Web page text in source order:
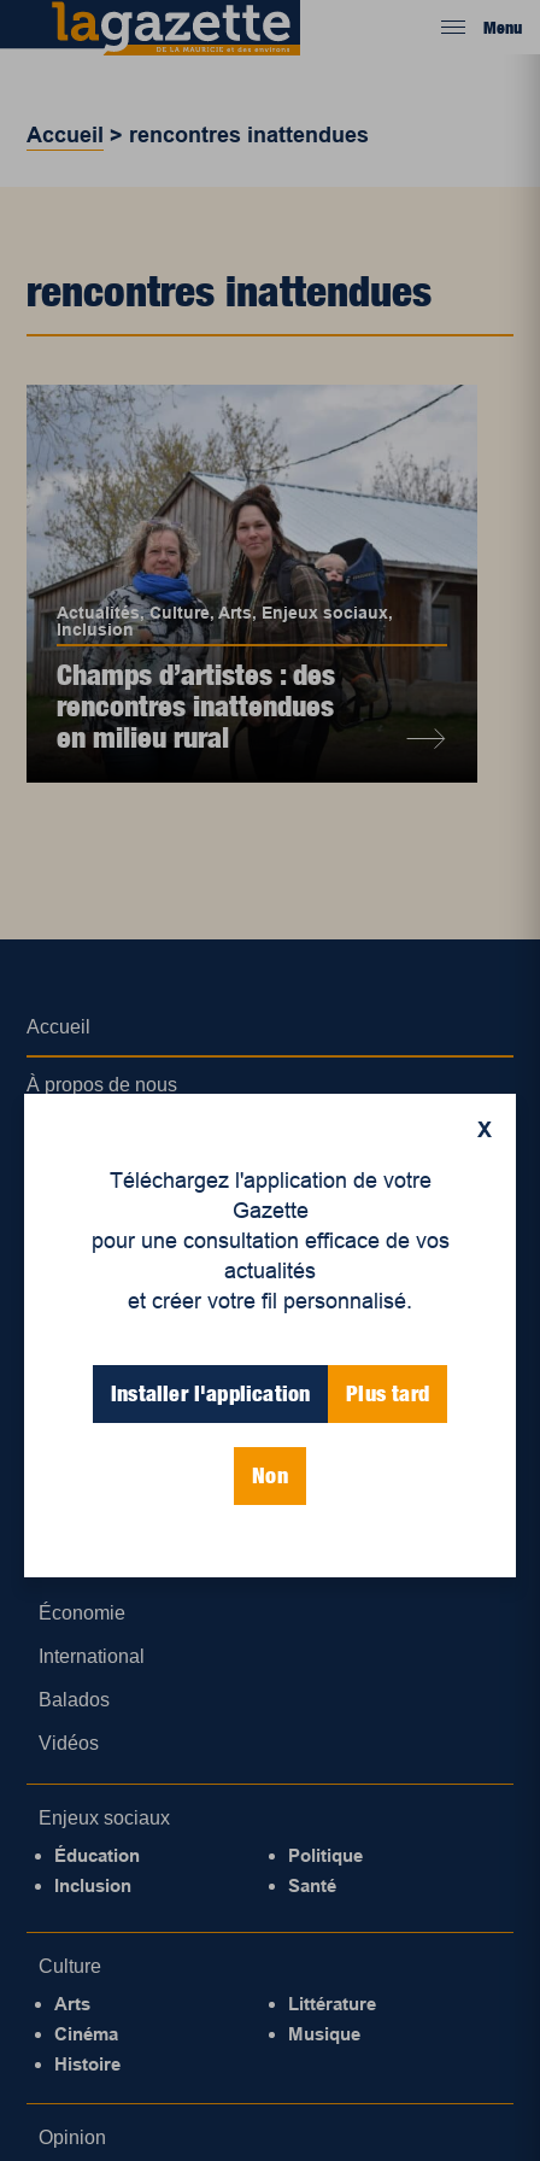
Menu
Accueil > rencontres inattendues
rencontres inattendues
Actualités,Culture,Arts, Enjeux sociaux,
Inclusion
Champs d’artistes : des
rencontres inattendues
en milieu rural
X
Téléchargez l'application de votre
Gazette
pour une consultation efficace de vos
actualités
et créer votre fil personnalisé.
Installer l'application Plus tard
Non
Accueil
À propos de nous
Lieux de distribution
Économie
International
Balados
Vidéos
Enjeux sociaux
Éducation
Inclusion
Politique
Santé
Culture
Arts
Cinéma
Histoire
Littérature
Musique
Opinion